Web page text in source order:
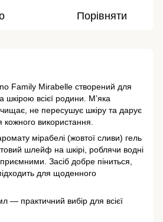
Порівняти
Family Mirabelle створений для
шкірою всієї родини. М’яка
не пересушує шкіру та дарує
кожного використання.
мірабелі (жовтої сливи) гель
шлейф на шкірі, роблячи водні
Засіб добре піниться,
для щоденного
— практичний вибір для всієї